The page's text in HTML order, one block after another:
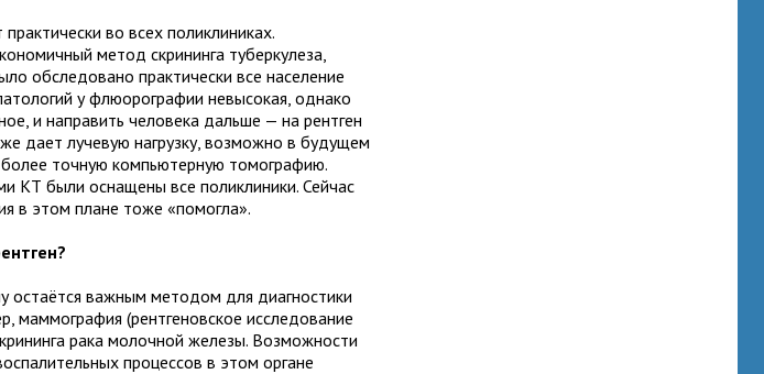
во всех поликлиниках.
метод скрининга туберкулеза,
обследовано практически все население
у флюорографии невысокая, однако
и направить человека дальше — на рентген
дает лучевую нагрузку, возможно в будущем
точную компьютерную томографию.
КТ были оснащены все поликлиники. Сейчас
в этом плане тоже «помогла».
остаётся важным методом для диагностики
маммография (рентгеновское исследование
рака молочной железы. Возможности
процессов в этом органе